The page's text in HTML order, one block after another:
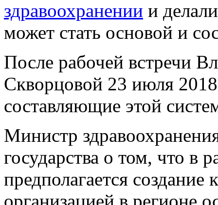
здравоохранении и
может стать основой и
После рабочей встречи
Скворцовой 23 июля
составляющие этой
Министр
государства о том, что в
предполагается